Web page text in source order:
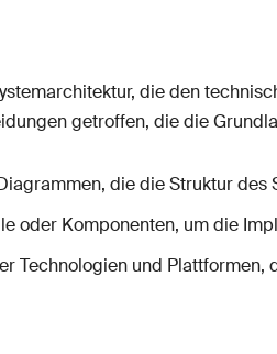
die den
getroffen, die die
die die Struktur des
oder Komponenten, um die
Technologien und